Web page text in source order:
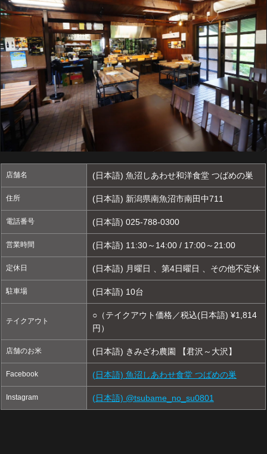
店舗名 (日本語) 魚沼しあわせ和洋食堂 つばめの巣
住所 (日本語) 新潟県南魚沼市南田中711
電話番号 (日本語) 025-788-0300
営業時間 (日本語) 11:30～14:00 / 17:00～21:00
定休日 (日本語) 月曜日 、第4日曜日 、その他不定休
駐車場 (日本語) 10台
テイクアウト
○（テイクアウト価格／税込(日本語) ¥1,814
円）
店舗のお米 (日本語) きみざわ農園 【君沢～大沢】
Facebook (日本語) 魚沼しあわせ食堂 つばめの巣
Instagram (日本語) @tsubame_no_su0801